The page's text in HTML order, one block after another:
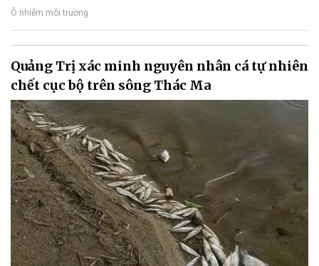
Ô nhiễm môi trường
Quảng Trị xác minh nguyên nhân cá tự nhiên
chết cục bộ trên sông Thác Ma